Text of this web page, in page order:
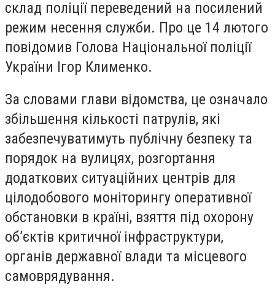
склад поліції переведений на посилений
режим несення служби. Про це 14 лютого
повідомив Голова Національної поліції
України Ігор Клименко.
За словами глави відомства, це означало
збільшення кількості патрулів, які
забезпечуватимуть публічну безпеку та
порядок на вулицях, розгортання
додаткових ситуаційних центрів для
цілодобового моніторингу оперативної
обстановки в країні, взяття під охорону
об’єктів критичної інфраструктури,
органів державної влади та місцевого
самоврядування.